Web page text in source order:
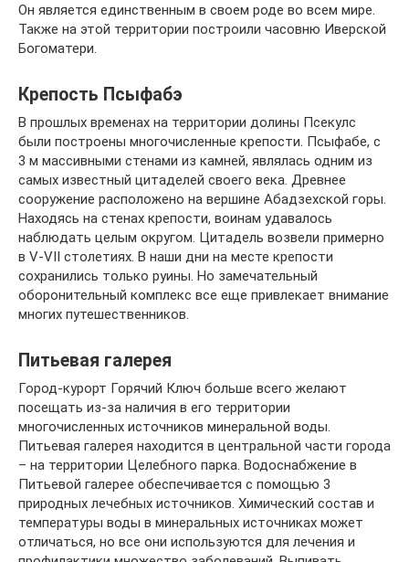
Он является единственным в своем роде во всем мире.
Также на этой территории построили часовню Иверской
Богоматери.
Крепость Псыфабэ
В прошлых временах на территории долины Псекулс
были построены многочисленные крепости. Псыфабе, с
3 м массивными стенами из камней, являлась одним из
самых известный цитаделей своего века. Древнее
сооружение расположено на вершине Абадзехской горы.
Находясь на стенах крепости, воинам удавалось
наблюдать целым округом. Цитадель возвели примерно
в V-VII столетиях. В наши дни на месте крепости
сохранились только руины. Но замечательный
оборонительный комплекс все еще привлекает внимание
многих путешественников.
Питьевая галерея
Город-курорт Горячий Ключ больше всего желают
посещать из-за наличия в его территории
многочисленных источников минеральной воды.
Питьевая галерея находится в центральной части города
– на территории Целебного парка. Водоснабжение в
Питьевой галерее обеспечивается с помощью 3
природных лечебных источников. Химический состав и
температуры воды в минеральных источниках может
отличаться, но все они используются для лечения и